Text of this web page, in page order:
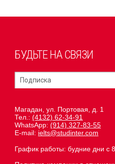
БУДЬТЕ НА СВЯЗИ
Магадан, ул. Портовая, д. 1
Тел.: (4132) 62-34-91
WhatsApp: (914) 327-83-55
E-mail: ielts@studinter.com
График работы: будние дни с